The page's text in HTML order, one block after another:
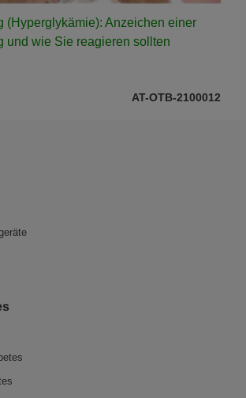
(Hyperglykämie): Anzeichen einer
und wie Sie reagieren sollten
AT-OTB-2100012